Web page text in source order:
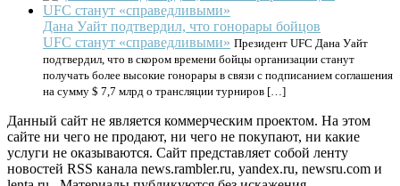
Дана Уайт подтвердил, что гонорары бойцов
UFC станут «справедливыми» Президент UFC Дана Уайт
подтвердил, что в скором времени бойцы организации станут
получать более высокие гонорары в связи с подписанием соглашения
на сумму $ 7,7 млрд о трансляции турниров […]
Данный сайт не является коммерческим проектом. На этом
сайте ни чего не продают, ни чего не покупают, ни какие
услуги не оказываются. Сайт представляет собой ленту
новостей RSS канала news.rambler.ru, yandex.ru, newsru.com и